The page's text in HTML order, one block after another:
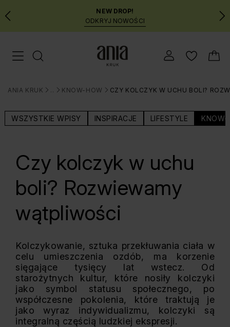
Przejdź
do
MENU
NEW DROP!
ODKRYJ NOWOŚCI
Menu mobilne
ANIA KRUK
>
BLOG
>
KNOW-HOW
>
CZY KOLCZYK W UCHU BOLI?
WSZYSTKIE WPISY INSPIRACJE LIFESTYLE KNOW-
Czy kolczyk w uchu
boli? Rozwiewamy
wątpliwości
Kolczykowanie, sztuka przekłuwania ciała w
celu umieszczenia ozdób, ma korzenie
sięgające tysięcy lat wstecz. Od
starożytnych kultur, które nosiły kolczyki
jako symbol statusu społecznego, po
współczesne pokolenia, które traktują je
jako wyraz indywidualizmu, kolczyki są
integralną częścią ludzkiej ekspresji.